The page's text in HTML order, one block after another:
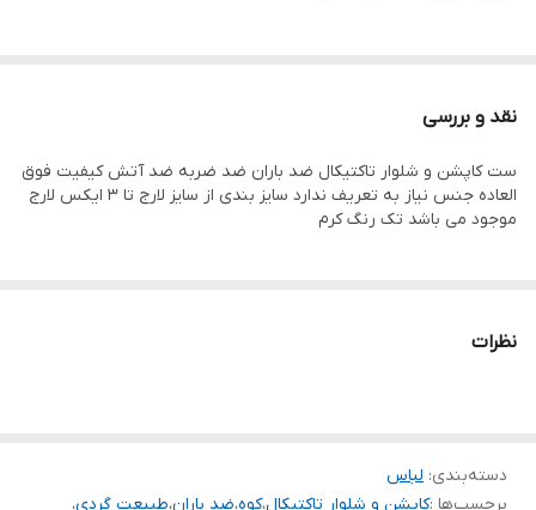
نقد و بررسی
ست کاپشن و شلوار تاکتیکال ضد باران ضد ضربه ضد آتش کیفیت فوق
العاده جنس نیاز به تعریف ندارد سایز بندی از سایز لارج تا 3 ایکس لارج
موجود می باشد تک رنگ کرم
نظرات
دسته‌بندی: لباس
برچسب‌ها :کاپشن و شلوار تاکتیکال،کوه،ضد باران،طبیعت گردی،